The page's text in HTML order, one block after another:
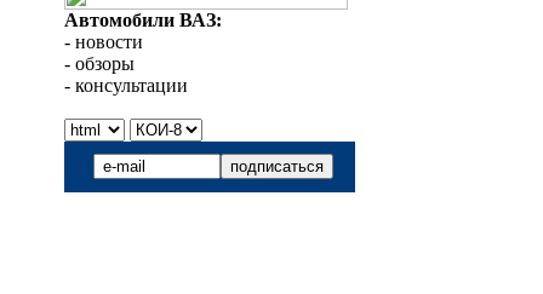
Автомобили ВАЗ:
- новости
- обзоры
- консультации